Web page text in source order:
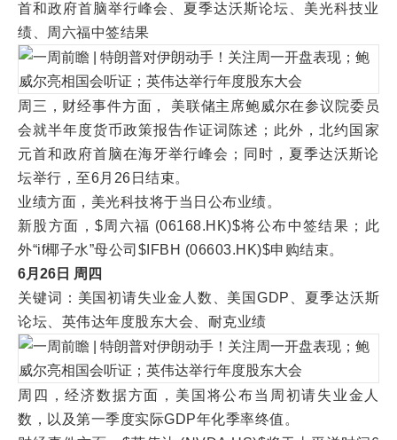
首和政府首脑举行峰会、夏季达沃斯论坛、美光科技业
绩、周六福中签结果
周三，财经事件方面， 美联储主席鲍威尔在参议院委员
会就半年度货币政策报告作证词陈述；此外，北约国家
元首和政府首脑在海牙举行峰会；同时，夏季达沃斯论
坛举行，至6月26日结束。
业绩方面，美光科技将于当日公布业绩。
新股方面，$周六福 (06168.HK)$将公布中签结果；此
外“if椰子水”母公司$IFBH (06603.HK)$申购结束。
6月26日 周四
关键词：美国初请失业金人数、美国GDP、夏季达沃斯
论坛、英伟达年度股东大会、耐克业绩
周四，经济数据方面，美国将公布当周初请失业金人
数，以及第一季度实际GDP年化季率终值。